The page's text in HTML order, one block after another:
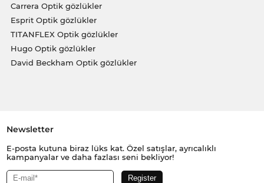
Carrera Optik gözlükler
Esprit Optik gözlükler
TITANFLEX Optik gözlükler
Hugo Optik gözlükler
David Beckham Optik gözlükler
Newsletter
E-posta kutuna biraz lüks kat. Özel satışlar, ayrıcalıklı
kampanyalar ve daha fazlası seni bekliyor!